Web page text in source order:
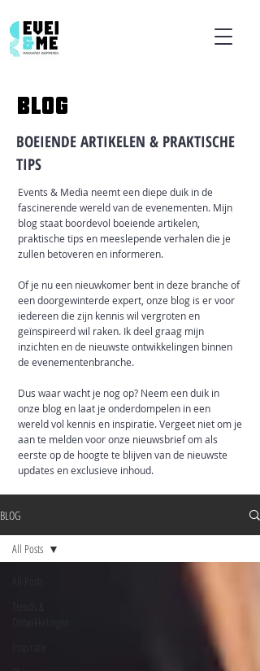
BLOG
BOEIENDE ARTIKELEN & PRAKTISCHE
TIPS
Events & Media neemt een diepe duik in de
fascinerende wereld van de evenementen. Mijn
blog staat boordevol boeiende artikelen,
praktische tips en meeslepende verhalen die je
zullen betoveren en informeren.
Of je nu een nieuwkomer bent in deze branche of
een doorgewinterde expert, onze blog is er voor
iedereen die zijn kennis wil vergroten en
geïnspireerd wil raken. Ik deel graag mijn
inzichten en de nieuwste ontwikkelingen binnen
de evenementenbranche.
Dus waar wacht je nog op? Neem een duik in
onze blog en laat je onderdompelen in een
wereld vol kennis en inspiratie. Vergeet niet om je
aan te melden voor onze nieuwsbrief om als
eerste op de hoogte te blijven van de nieuwste
updates en exclusieve inhoud.
BLOG
All Posts